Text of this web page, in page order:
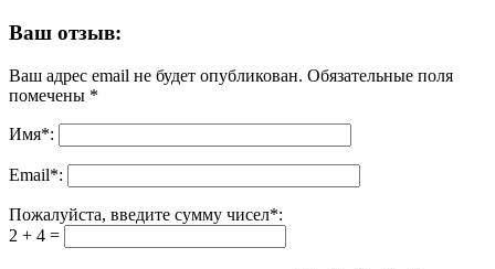
Ваш отзыв:
Ваш адрес email не будет опубликован. Обязательные поля
помечены *
Имя*:
Email*:
Пожалуйста, введите сумму чисел*:
2 + 4 =